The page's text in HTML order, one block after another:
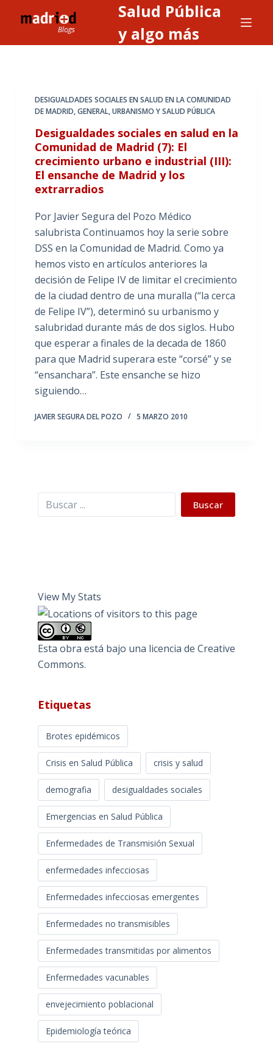
l
Salud Pública
y algo más
DESIGUALDADES SOCIALES EN SALUD EN LA COMUNIDAD
DE MADRID,GENERAL,URBANISMO Y SALUD PÚBLICA
Desigualdades sociales en salud en la
Comunidad de Madrid (7): El
crecimiento urbano e industrial (III):
El ensanche de Madrid y los
extrarradios
Por Javier Segura del Pozo Médico
salubrista Continuamos hoy la serie sobre
DSS en la Comunidad de Madrid. Como ya
hemos visto en artículos anteriores la
decisión de Felipe IV de limitar el crecimiento
de la ciudad dentro de una muralla (“la cerca
de Felipe IV”), determinó su urbanismo y
salubridad durante más de dos siglos. Hubo
que esperar a finales de la decada de 1860
para que Madrid superara este “corsé” y se
“ensanchara”. Este ensanche se hizo
siguiendo…
JAVIER SEGURA DEL POZO 5 MARZO 2010
Buscar Buscar
View My Stats
Esta obra está bajo una licencia de Creative
Commons.
Etiquetas
Brotes epidémicos
Crisis en Salud Pública crisis y salud
demografia desigualdades sociales
Emergencias en Salud Pública
Enfermedades de Transmisión Sexual
enfermedades infecciosas
Enfermedades infecciosas emergentes
Enfermedades no transmisibles
Enfermedades transmitidas por alimentos
Enfermedades vacunables
envejecimiento poblacional
Epidemiología teórica